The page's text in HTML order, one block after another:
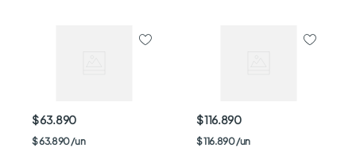
$ 63.890
$63.890/un
$ 116.890
$116.890/un